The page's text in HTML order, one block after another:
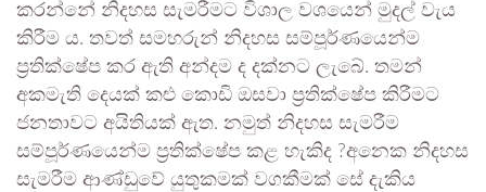
කරන්නේ නිදහස සැමරීමට විශාල වශයෙන් මුදල් වැය
කිරීම ය. තවත් සමහරුන් නිදහස සම්පූර්ණයෙන්ම
ප්‍රතික්ෂේප කර ඇති අන්දම ද දක්නට ලැබේ. තමන්
අකමැති දෙයක් කළු කොඩි ඔසවා ප්‍රතික්ෂේප කිරීමට
ජනතාවට අයිතියක් ඇත. නමුත් නිදහස සැමරීම
සම්පූර්ණයෙන්ම ප්‍රතික්ෂේප කළ හැකිද ?අනෙක නිදහස
සැමරීම ආණ්ඩුවේ යුතුකමක් වගකීමක් සේ දැකිය